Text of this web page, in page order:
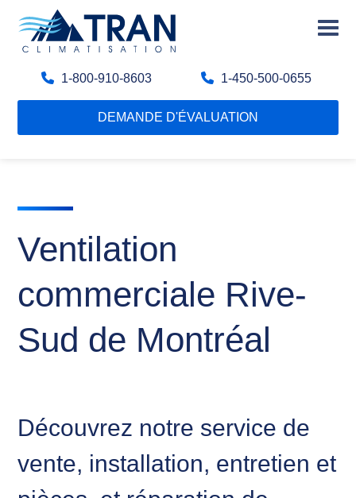
1-800-910-8603 1-450-500-0655
DEMANDE D'ÉVALUATION
Ventilation
commerciale Rive-
Sud de Montréal
Découvrez notre service de
vente, installation, entretien et